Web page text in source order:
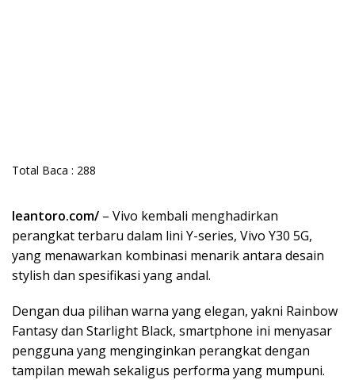
Total Baca : 288
leantoro.com/ – Vivo kembali menghadirkan
perangkat terbaru dalam lini Y-series, Vivo Y30 5G,
yang menawarkan kombinasi menarik antara desain
stylish dan spesifikasi yang andal.
Dengan dua pilihan warna yang elegan, yakni Rainbow
Fantasy dan Starlight Black, smartphone ini menyasar
pengguna yang menginginkan perangkat dengan
tampilan mewah sekaligus performa yang mumpuni.